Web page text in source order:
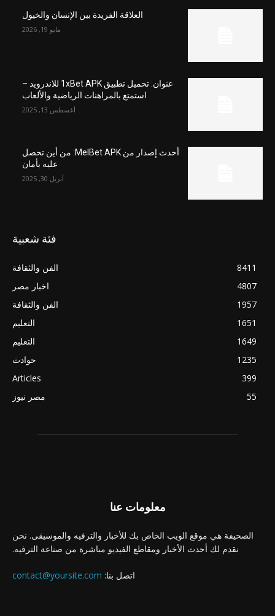
العلاقة الفريدة بين الإنسان والخيول
مايو 19, 2026
عنوان: تحميل تطبيق 1xBet APK للاندرويد –
استمتع بالمراهنات الرياضية والألعاب
أغسطس 13, 2025
أحدث إصدار من MelBet APK: من أين تحصل
عليه بأمان
أبريل 30, 2025
فئة شعبية
الفن والثقافة
8411
اخبار مصر
4807
الفن والثقافة
1957
التعليم
1651
التعليم
1649
حوادث
1235
Articles
399
مصر نيوز
55
معلومات عنا
الصحيفة هي موقع الويب الخاص بك للأخبار والترفيه والموسيقى. نحن
نقدم لك أحدث الأخبار ومقاطع الفيديو مباشرة من صناعة الترفيه.
اتصل بنا: contact@yoursite.com